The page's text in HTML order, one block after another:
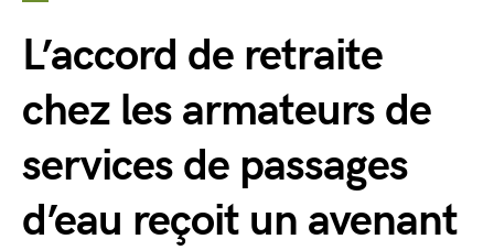
L’accord de retraite
chez les armateurs de
services de passages
d’eau reçoit un avenant